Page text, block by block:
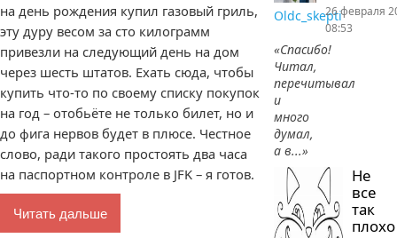
на день рождения купил газовый гриль,
эту дуру весом за сто килограмм
привезли на следующий день на дом
через шесть штатов. Ехать сюда, чтобы
купить что-то по своему списку покупок
на год – отобьёте не только билет, но и
до фига нервов будет в плюсе. Честное
слово, ради такого простоять два часа
на паспортном контроле в JFK – я готов.
Читать дальше
Oldc_skepti
«Спасибо!
Читал,
перечитывал
и
много
думал,
а в...»
26 февраля
08:53
Не
все
так
плохо